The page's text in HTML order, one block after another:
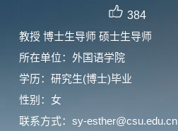
384
教授 博士生导师 硕士生导师
所在单位：外国语学院
学历：研究生(博士)毕业
性别：女
联系方式：sy-esther@csu.edu.cn